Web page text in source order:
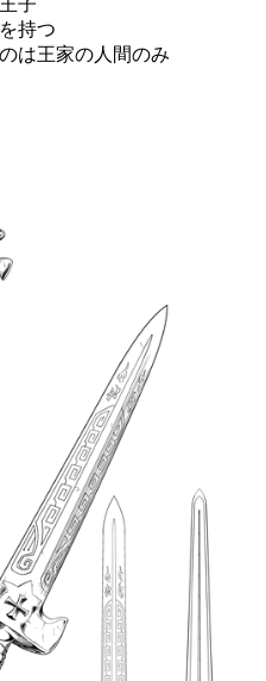
子
持つ
は王家の人間のみ